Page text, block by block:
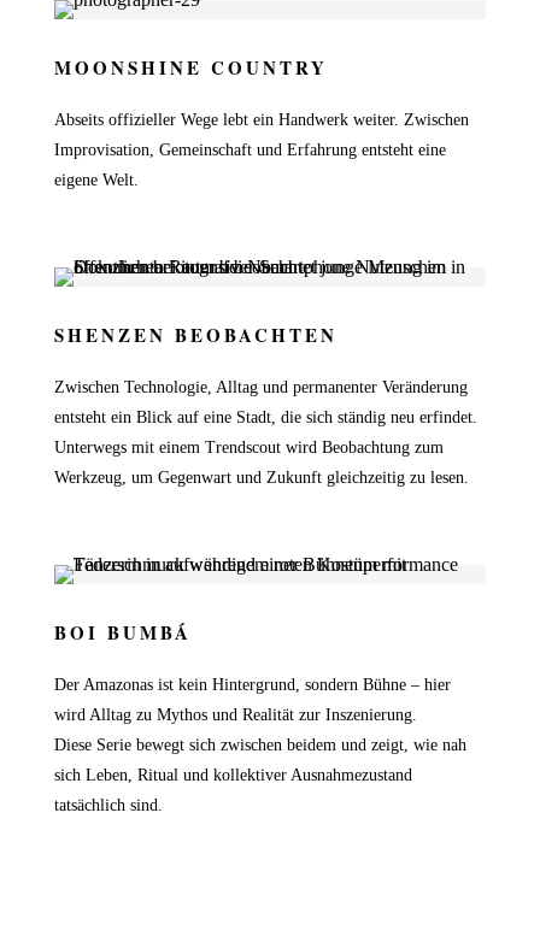
MOONSHINE COUNTRY
Abseits offizieller Wege lebt ein Handwerk weiter. Zwischen
Improvisation, Gemeinschaft und Erfahrung entsteht eine
eigene Welt.
SHENZEN BEOBACHTEN
Zwischen Technologie, Alltag und permanenter Veränderung
entsteht ein Blick auf eine Stadt, die sich ständig neu erfindet.
Unterwegs mit einem Trendscout wird Beobachtung zum
Werkzeug, um Gegenwart und Zukunft gleichzeitig zu lesen.
BOI BUMBÁ
Der Amazonas ist kein Hintergrund, sondern Bühne – hier
wird Alltag zu Mythos und Realität zur Inszenierung.
Diese Serie bewegt sich zwischen beidem und zeigt, wie nah
sich Leben, Ritual und kollektiver Ausnahmezustand
tatsächlich sind.